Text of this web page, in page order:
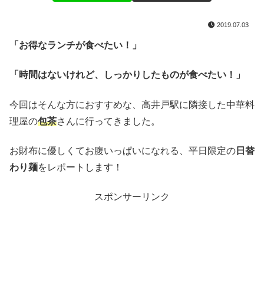
2019.07.03
「お得なランチが食べたい！」
「時間はないけれど、しっかりしたものが食べたい！」
今回はそんな方におすすめな、高井戸駅に隣接した中華料
理屋の包茶さんに行ってきました。
お財布に優しくてお腹いっぱいになれる、平日限定の 日替
わり麺をレポートします！
スポンサーリンク